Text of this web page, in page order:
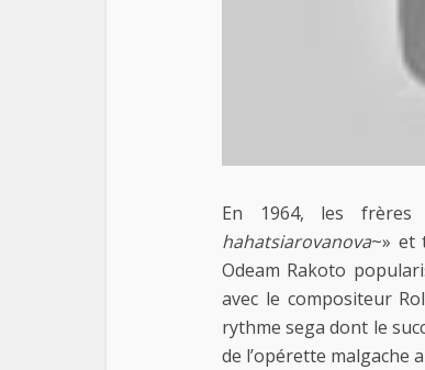
En 1964, les frères
hahatsiarovanova~» et
Odeam Rakoto
avec le compositeur
rythme sega dont le
de l’opérette malgache